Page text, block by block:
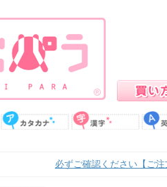
必ずご確認ください【ご